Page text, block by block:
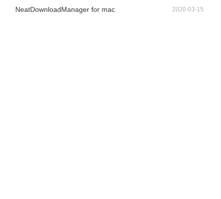
NeatDownloadManager for mac 2020-03-15